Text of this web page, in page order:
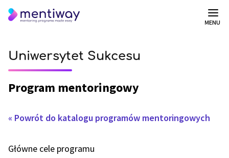
MENU
Uniwersytet Sukcesu
Program mentoringowy
« Powrót do katalogu programów mentoringowych
Główne cele programu